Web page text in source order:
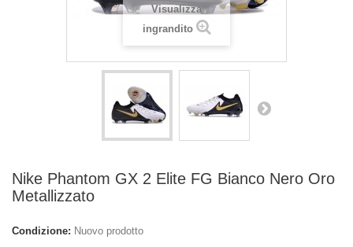
Visualizza
ingrandito
Nike Phantom GX 2 Elite FG Bianco Nero Oro
Metallizzato
Condizione: Nuovo prodotto